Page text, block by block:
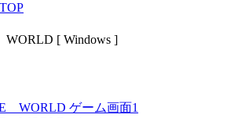
[ Windows ]